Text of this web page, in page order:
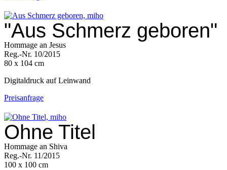
"Aus Schmerz geboren"
Hommage an Jesus
Reg.-Nr. 10/2015
80 x 104 cm
Digitaldruck auf Leinwand
Preisanfrage
Ohne Titel
Hommage an Shiva
Reg.-Nr. 11/2015
100 x 100 cm